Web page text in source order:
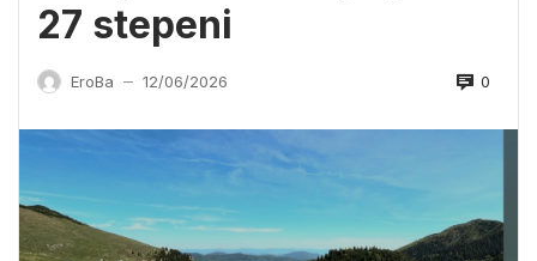
27 stepeni
EroBa — 12/06/2026 0